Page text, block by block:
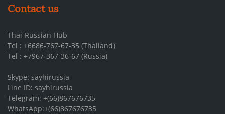
Contact us
Thai-Russian Hub
Tel : +6686-767-67-35 (Thailand)
Tel : +7967-367-36-67 (Russia)
Skype: sayhirussia
Line ID: sayhirussia
Telegram: +(66)867676735
WhatsApp:+(66)867676735